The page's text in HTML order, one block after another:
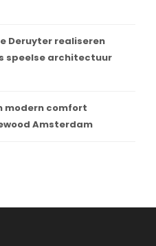
Deruyter realiseren
speelse architectuur
modern comfort
Amsterdam